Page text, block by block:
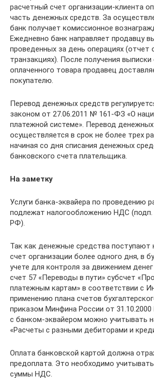
расчетный счет организации-клиента
часть денежных средств. За
банк получает комиссионное
Ежедневно банк направляет продавцу
проведенных за день операциях (отчет
транзакциях). После получения
оплаченного товара продавец
покупателю.
Перевод денежных средств
законом от 27.06.2011 № 161-ФЗ «О
платежной системе». Перевод
осуществляется в срок не более трех
начиная со дня списания денежных
банковского счета плательщика.
На заметку
Услуги банка-эквайера по проведению
подлежат налогообложению НДС (подп.
РФ).
Так как денежные средства поступают
счет организации более одного дня, в
учете для контроля за движением денег
счет 57 «Переводы в пути» субсчет
платежным картам» в соответствии с
применению плана счетов
приказом Минфина России от
с банком-эквайером можно учитывать
«Расчеты с разными дебиторами и
Оплата банковской картой должна
предоплата. Это необходимо учитывать
суммы НДС.